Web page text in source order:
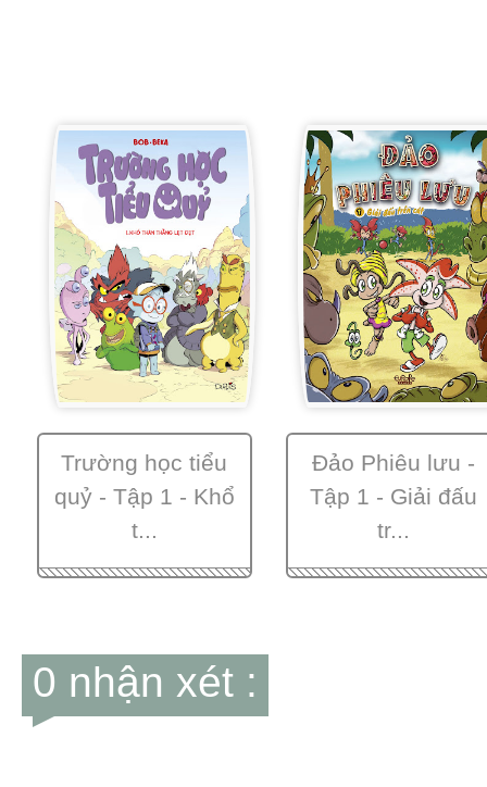
Trường học tiểu
quỷ - Tập 1 - Khổ
t...
Đảo Phiêu lưu -
Tập 1 - Giải đấu
tr...
0 nhận xét :